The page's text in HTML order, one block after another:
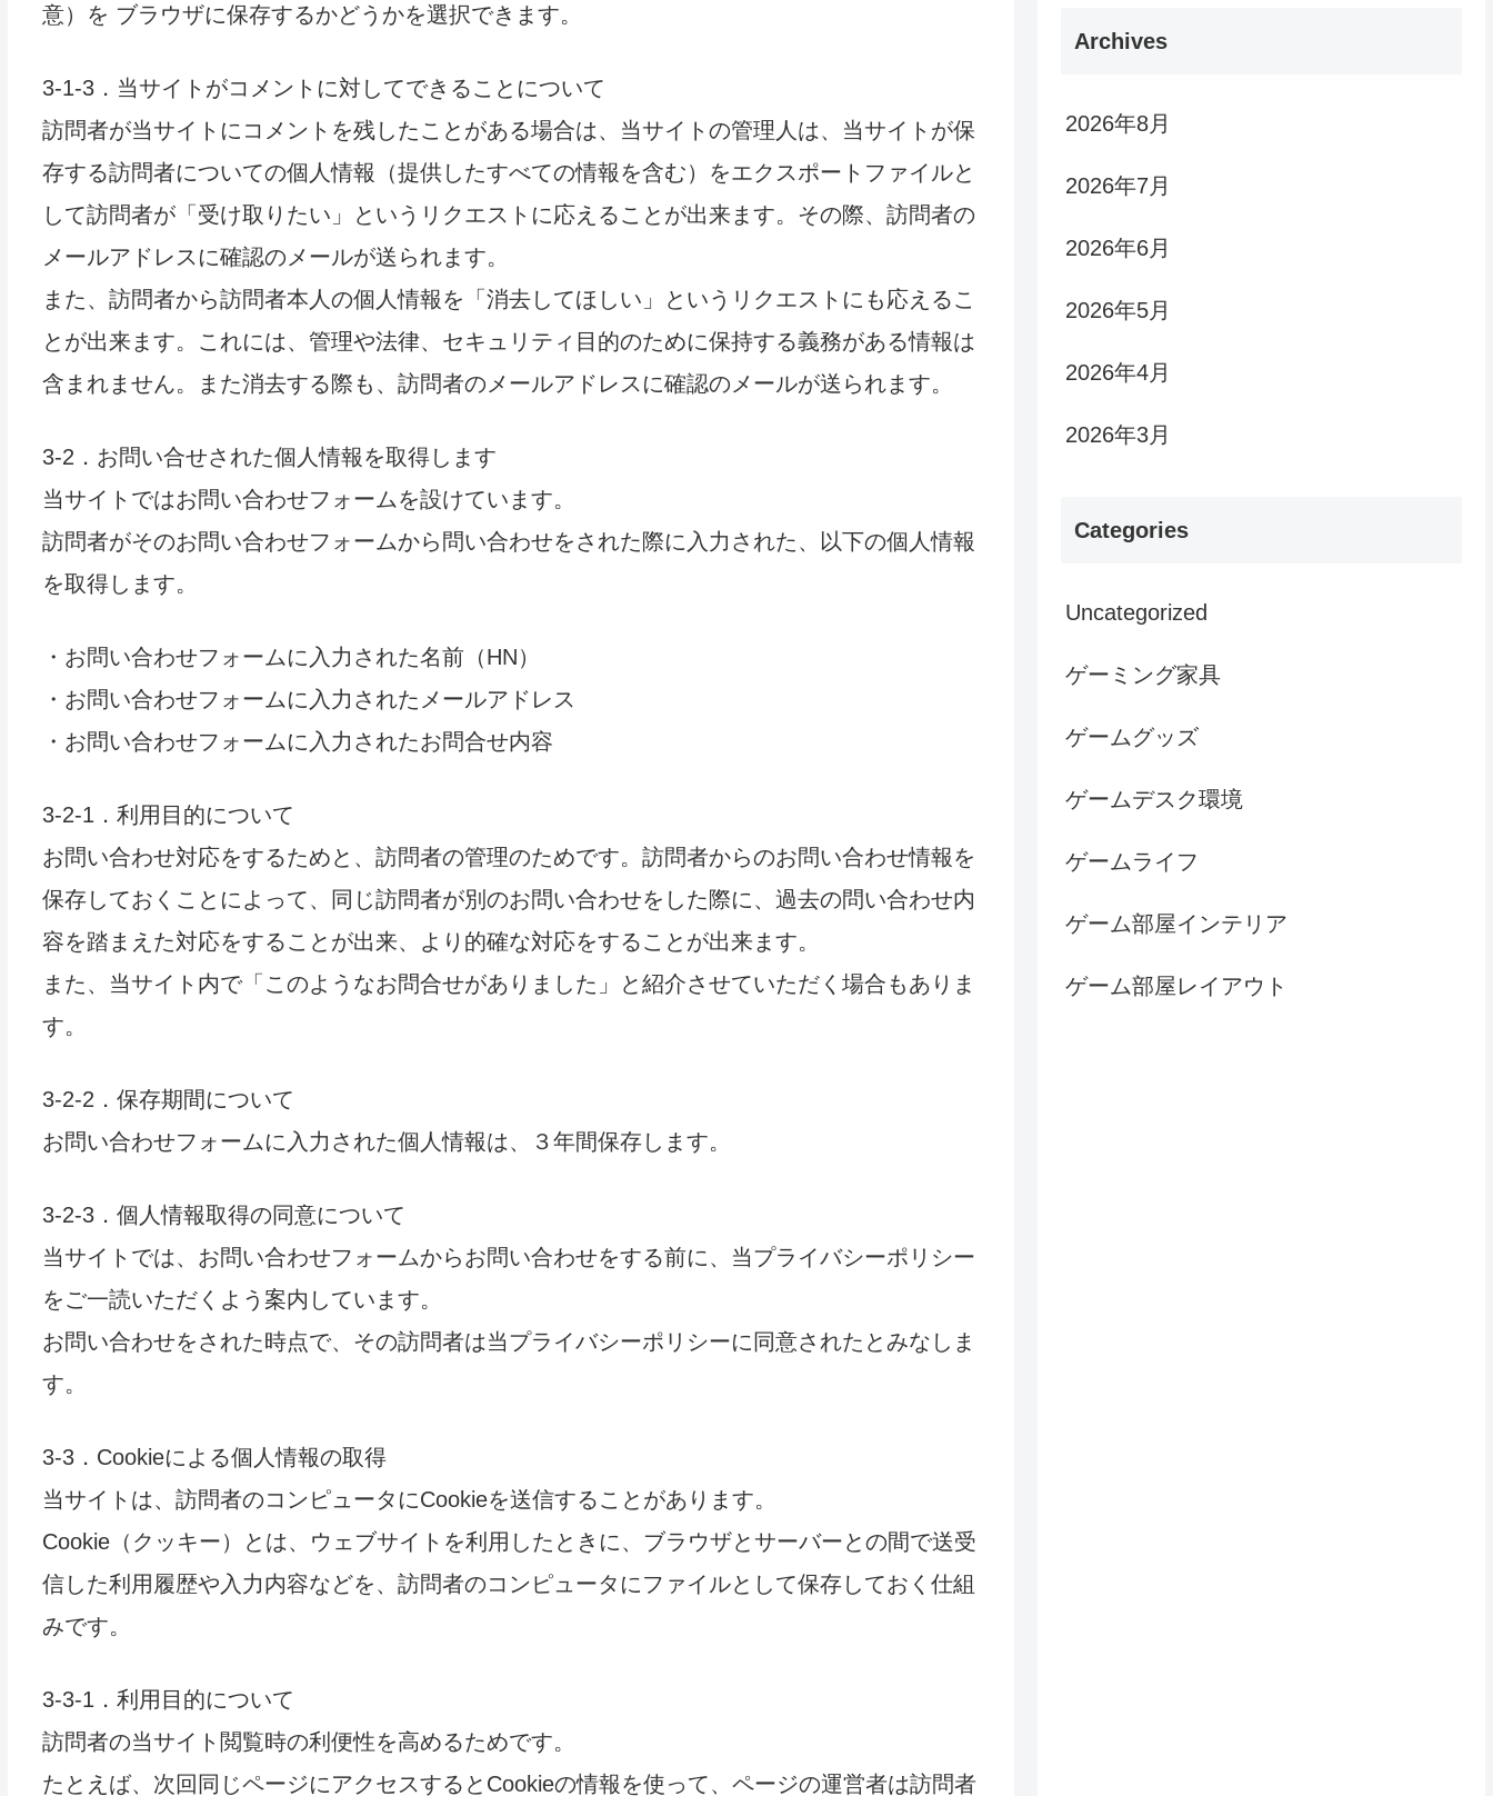
意）を ブラウザに保存するかどうかを選択できます。
3-1-3．当サイトがコメントに対してできることについて
訪問者が当サイトにコメントを残したことがある場合は、当サイトの管理人は、当サイトが保
存する訪問者についての個人情報（提供したすべての情報を含む）をエクスポートファイルと
して訪問者が「受け取りたい」というリクエストに応えることが出来ます。その際、訪問者の
メールアドレスに確認のメールが送られます。
また、訪問者から訪問者本人の個人情報を「消去してほしい」というリクエストにも応えるこ
とが出来ます。これには、管理や法律、セキュリティ目的のために保持する義務がある情報は
含まれません。また消去する際も、訪問者のメールアドレスに確認のメールが送られます。
3-2．お問い合せされた個人情報を取得します
当サイトではお問い合わせフォームを設けています。
訪問者がそのお問い合わせフォームから問い合わせをされた際に入力された、以下の個人情報
を取得します。
・お問い合わせフォームに入力された名前（HN）
・お問い合わせフォームに入力されたメールアドレス
・お問い合わせフォームに入力されたお問合せ内容
3-2-1．利用目的について
お問い合わせ対応をするためと、訪問者の管理のためです。訪問者からのお問い合わせ情報を
保存しておくことによって、同じ訪問者が別のお問い合わせをした際に、過去の問い合わせ内
容を踏まえた対応をすることが出来、より的確な対応をすることが出来ます。
また、当サイト内で「このようなお問合せがありました」と紹介させていただく場合もありま
す。
3-2-2．保存期間について
お問い合わせフォームに入力された個人情報は、３年間保存します。
3-2-3．個人情報取得の同意について
当サイトでは、お問い合わせフォームからお問い合わせをする前に、当プライバシーポリシー
をご一読いただくよう案内しています。
お問い合わせをされた時点で、その訪問者は当プライバシーポリシーに同意されたとみなしま
す。
3-3．Cookieによる個人情報の取得
当サイトは、訪問者のコンピュータにCookieを送信することがあります。
Cookie（クッキー）とは、ウェブサイトを利用したときに、ブラウザとサーバーとの間で送受
信した利用履歴や入力内容などを、訪問者のコンピュータにファイルとして保存しておく仕組
みです。
3-3-1．利用目的について
訪問者の当サイト閲覧時の利便性を高めるためです。
たとえば、次回同じページにアクセスするとCookieの情報を使って、ページの運営者は訪問者
Archives
2026年8月
2026年7月
2026年6月
2026年5月
2026年4月
2026年3月
Categories
Uncategorized
ゲーミング家具
ゲームグッズ
ゲームデスク環境
ゲームライフ
ゲーム部屋インテリア
ゲーム部屋レイアウト